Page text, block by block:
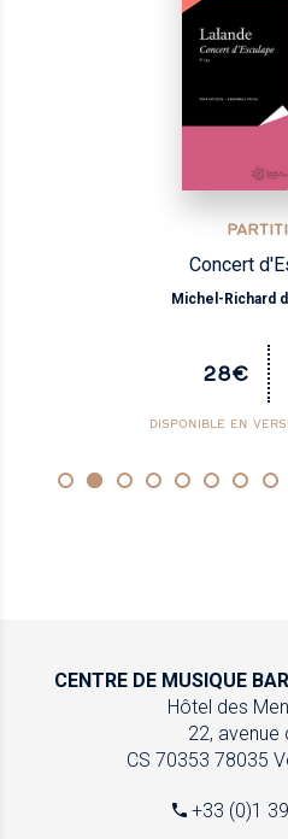
Concert
Michel-Richard
28€
DISPONIBLE EN
CENTRE DE MUSIQUE
Hôtel des
22, avenue
CS 70353 78035
+33 (0)1